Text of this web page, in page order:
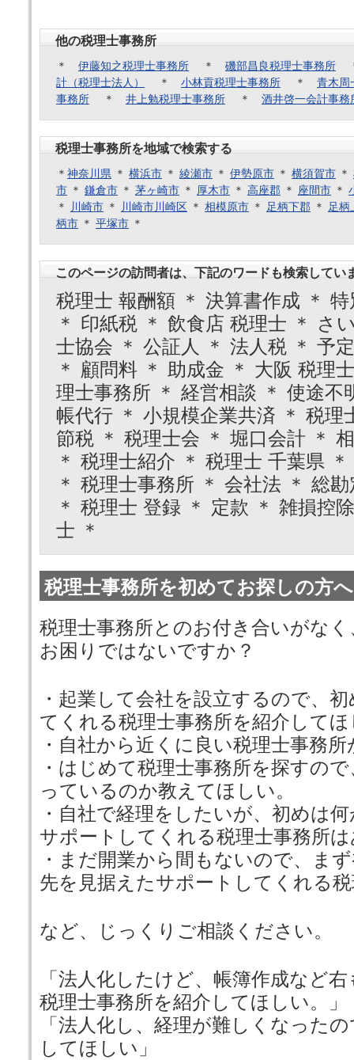
他の税理士事務所
＊ 伊藤知之税理士事務所 ＊ 磯部昌良税理士事務所
計（税理士法人）
＊ 小林貢税理士事務所 ＊ 青木周
事務所 ＊ 井上勉税理士事務所 ＊ 酒井啓一会計事務
税理士事務所を地域で検索する
＊ 神奈川県 ＊ 横浜市 ＊ 綾瀬市 ＊ 伊勢原市 ＊ 横須賀市 ＊
市 ＊ 鎌倉市 ＊ 茅ヶ崎市 ＊ 厚木市 ＊ 高座郡 ＊ 座間市 ＊
＊
川崎市 ＊ 川崎市川崎区 ＊ 相模原市 ＊ 足柄下郡 ＊
足柄
柄市 ＊ 平塚市 ＊
このページの訪問者は、下記のワードも検索してい
税理士 報酬額 ＊ 決算書作成 ＊
＊ 印紙税 ＊ 飲食店 税理士 ＊ さ
士協会 ＊ 公証人 ＊ 法人税 ＊ 予
＊ 顧問料 ＊ 助成金 ＊ 大阪 税理
理士事務所 ＊ 経営相談 ＊ 使途不
帳代行 ＊ 小規模企業共済 ＊ 税理
節税 ＊ 税理士会 ＊ 堀口会計 ＊
＊ 税理士紹介 ＊ 税理士 千葉県
＊ 税理士事務所 ＊ 会社法 ＊ 総
＊ 税理士 登録 ＊ 定款 ＊ 雑損控
士 ＊
税理士事務所を初めてお探しの方へ
税理士事務所とのお付き合いがな
お困りではないですか？
・起業して会社を設立するので、
てくれる税理士事務所を紹介して
・自社から近くに良い税理士事務
・はじめて税理士事務所を探すの
っているのか教えてほしい。
・自社で経理をしたいが、初めは
サポートしてくれる税理士事務所
・まだ開業から間もないので、ま
先を見据えたサポートしてくれる
など、じっくりご相談ください。
「法人化したけど、帳簿作成など
税理士事務所を紹介してほしい。」
「法人化し、経理が難しくなった
してほしい」